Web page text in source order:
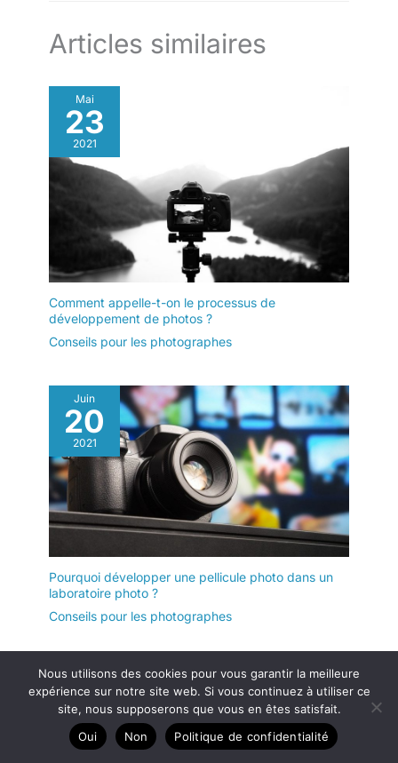
Articles similaires
Mai
23
2021
Comment appelle-t-on le processus de
développement de photos ?
Conseils pour les photographes
Juin
20
2021
Pourquoi développer une pellicule photo dans un
laboratoire photo ?
Conseils pour les photographes
Juil
3
2021
Nous utilisons des cookies pour vous garantir la meilleure
expérience sur notre site web. Si vous continuez à utiliser ce
site, nous supposerons que vous en êtes satisfait.
Oui
Non Politique de confidentialité